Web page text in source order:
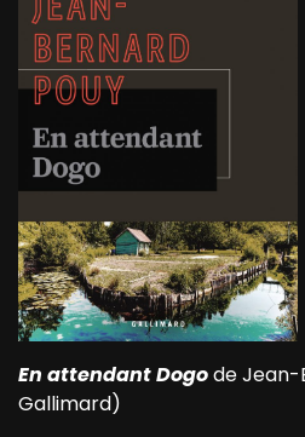
En attendant Dogode Jean-
Gallimard)